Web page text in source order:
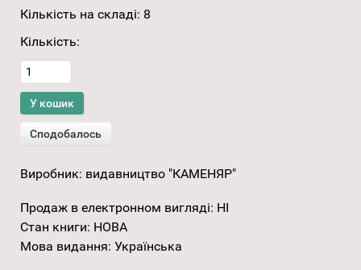
Кількість на складі: 8
Кількість:
Виробник: видавництво "КАМЕНЯР"
Продаж в електронном вигляді: НІ
Стан книги: НОВА
Мова видання: Українська